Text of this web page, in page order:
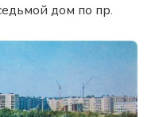
дом по пр.